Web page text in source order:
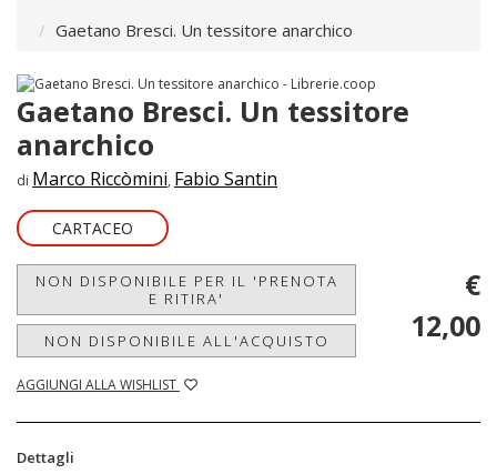
Gaetano Bresci. Un tessitore anarchico
Gaetano Bresci. Un tessitore
anarchico
di Marco Riccòmini, Fabio Santin
CARTACEO
NON DISPONIBILE PER IL 'PRENOTA
E RITIRA'
NON DISPONIBILE ALL'ACQUISTO
AGGIUNGI ALLA WISHLIST
€
12,00
Dettagli